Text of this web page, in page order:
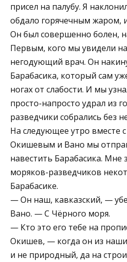
присел на палубу. Я
обдало горячечным жаром,
Он был совершенно болен,
Первым, кого мы увидели
негодующий врач. Он
Барабасика, который сам
ногах от слабости. И мы
просто-напросто удрал из
разведчики собрались без
На следующее утро вместе
Окишевым и Вано мы
навестить Барабасика. Мне
моряков-разведчиков
Барабасике.
— Он наш, кавказский, —
Вано. — С Чёрного моря.
— Кто это его тебе на
Окишев, — когда он из
и не природный, да на